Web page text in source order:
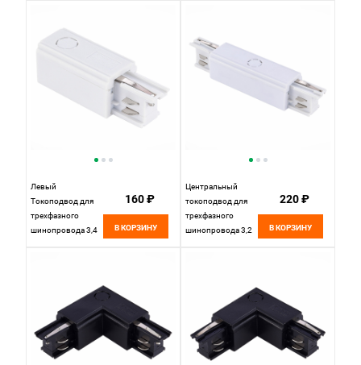
Белый
ST030.509.10R
Белый
Левый
Токоподвод для
трехфазного
шинопровода 3,4
160 ₽
В КОРЗИНУ
Центральный
токоподвод для
трехфазного
шинопровода 3,2
220 ₽
В КОРЗИНУ